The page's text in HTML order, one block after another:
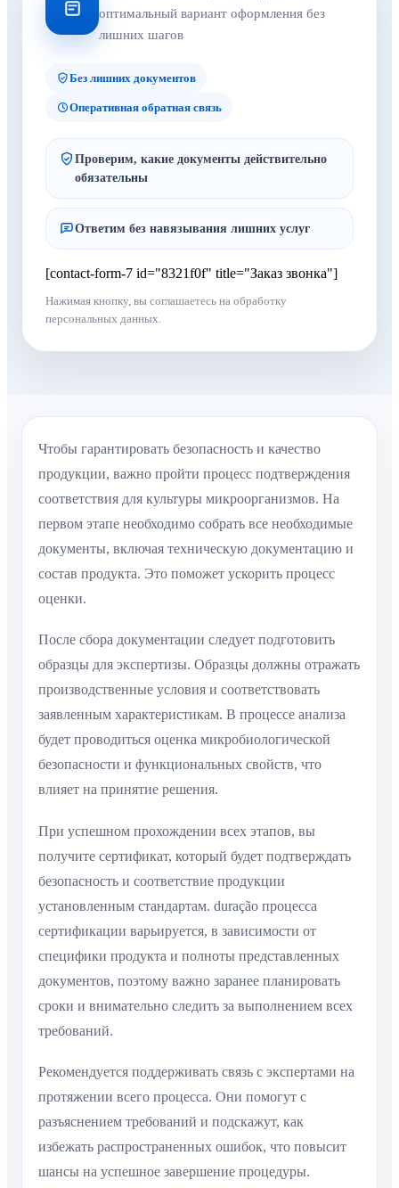
оптимальный вариант оформления без
лишних шагов
Без лишних документов
Оперативная обратная связь
Проверим, какие документы действительно
обязательны
Ответим без навязывания лишних услуг
[contact-form-7 id="8321f0f" title="Заказ звонка"]
Нажимая кнопку, вы соглашаетесь на обработку
персональных данных.
Чтобы гарантировать безопасность и качество
продукции, важно пройти процесс подтверждения
соответствия для культуры микроорганизмов. На
первом этапе необходимо собрать все необходимые
документы, включая техническую документацию и
состав продукта. Это поможет ускорить процесс
оценки.
После сбора документации следует подготовить
образцы для экспертизы. Образцы должны отражать
производственные условия и соответствовать
заявленным характеристикам. В процессе анализа
будет проводиться оценка микробиологической
безопасности и функциональных свойств, что
влияет на принятие решения.
При успешном прохождении всех этапов, вы
получите сертификат, который будет подтверждать
безопасность и соответствие продукции
установленным стандартам. duração процесса
сертификации варьируется, в зависимости от
специфики продукта и полноты представленных
документов, поэтому важно заранее планировать
сроки и внимательно следить за выполнением всех
требований.
Рекомендуется поддерживать связь с экспертами на
протяжении всего процесса. Они помогут с
разъяснением требований и подскажут, как
избежать распространенных ошибок, что повысит
шансы на успешное завершение процедуры.